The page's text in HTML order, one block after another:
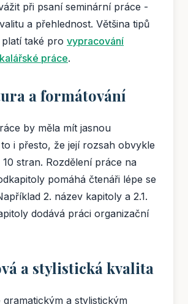
při psaní seminární práce -
a přehlednost. Většina tipů
také pro vypracování
práce.
a formátování
by měla mít jasnou
i přesto, že její rozsah obvykle
10 stran. Rozdělení práce na
pomáhá čtenáři lépe se
2. název kapitoly a 2.1.
dodává práci organizační
a stylistická kvalita
gramatickým a stylistickým